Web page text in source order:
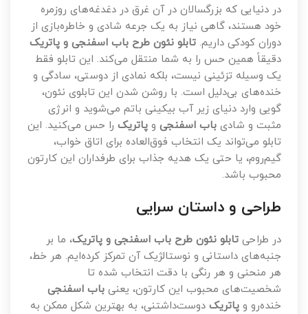
در دنیایی که بزرگسالان در آن غرق در دغدغه‌های روزمره
خود هستند، گاهی نیاز به یک جرعه شادی و خاطره‌بازی از
دوران کودکی داریم. تابلو نئون طرح باب اسفنجی و پاتریک
دقیقاً همین حس را به شما منتقل می‌کند. این تابلو فقط
یک وسیله تزئینی نیست، بلکه نمادی از دوستی، سادگی و
خنده‌های بی‌دلیل است. با روشن شدن این تابلوی نئون،
گویی وارد دنیای زیر آب بیکینی باتم می‌شوید و انرژی
مثبت و شادی باب اسفنجی و پاتریک را حس می‌کنید. این
تابلو می‌تواند یک انتخاب فوق‌العاده برای اتاق خواب،
گیم‌روم، یا حتی یک هدیه جذاب برای طرفداران این کارتون
محبوب باشد.
طراحی و داستان سرایی
در طراحی تابلو نئون طرح باب اسفنجی و پاتریک، ما بر
جنبه‌های داستانی و نوستالژیک آن تمرکز کرده‌ایم. هر خط،
هر منحنی و هر رنگی با دقت انتخاب شده تا
شخصیت‌های محبوب این کارتون، یعنی باب اسفنجی
خنده‌رو و پاتریک دوست‌داشتنی، به بهترین شکل ممکن به